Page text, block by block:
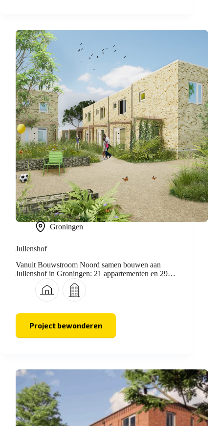
Groningen
Jullenshof
Vanuit Bouwstroom Noord samen bouwen aan
Jullenshof in Groningen: 21 appartementen en 29
woningen.
Project bewonderen
Jullenshof